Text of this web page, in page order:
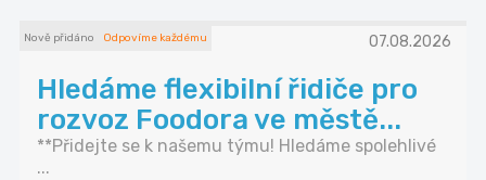
Nově přidáno Odpovíme každému 07.08.2026
Hledáme flexibilní řidiče pro
rozvoz Foodora ve městě...
**Přidejte se k našemu týmu! Hledáme spolehlivé
...